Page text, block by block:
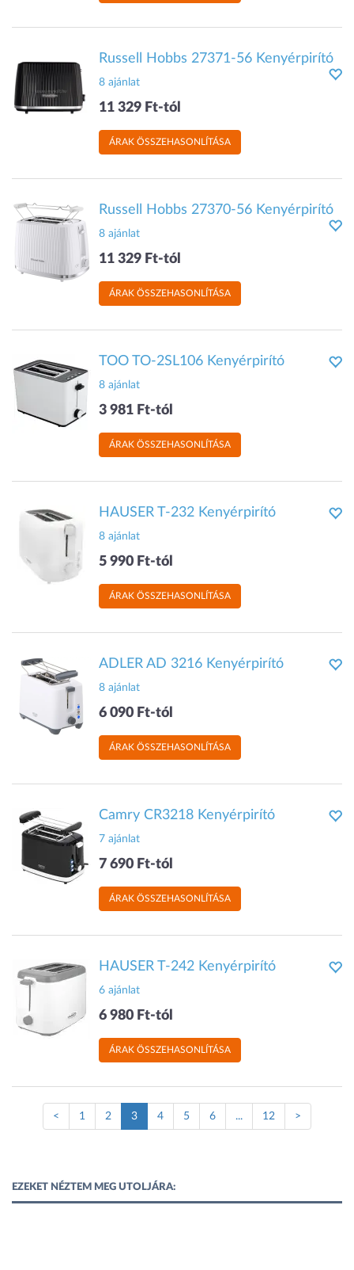
Russell Hobbs 27371-56 Kenyérpirító
8 ajánlat
11 329 Ft-tól
ÁRAK ÖSSZEHASONLÍTÁSA
Russell Hobbs 27370-56 Kenyérpirító
8 ajánlat
11 329 Ft-tól
ÁRAK ÖSSZEHASONLÍTÁSA
TOO TO-2SL106 Kenyérpirító
8 ajánlat
3 981 Ft-tól
ÁRAK ÖSSZEHASONLÍTÁSA
HAUSER T-232 Kenyérpirító
8 ajánlat
5 990 Ft-tól
ÁRAK ÖSSZEHASONLÍTÁSA
ADLER AD 3216 Kenyérpirító
8 ajánlat
6 090 Ft-tól
ÁRAK ÖSSZEHASONLÍTÁSA
Camry CR3218 Kenyérpirító
7 ajánlat
7 690 Ft-tól
ÁRAK ÖSSZEHASONLÍTÁSA
HAUSER T-242 Kenyérpirító
6 ajánlat
6 980 Ft-tól
ÁRAK ÖSSZEHASONLÍTÁSA
< 1 2 3(Jelenlegi
oldal)
4 5 6 ... 12 >
EZEKET NÉZTEM MEG UTOLJÁRA: